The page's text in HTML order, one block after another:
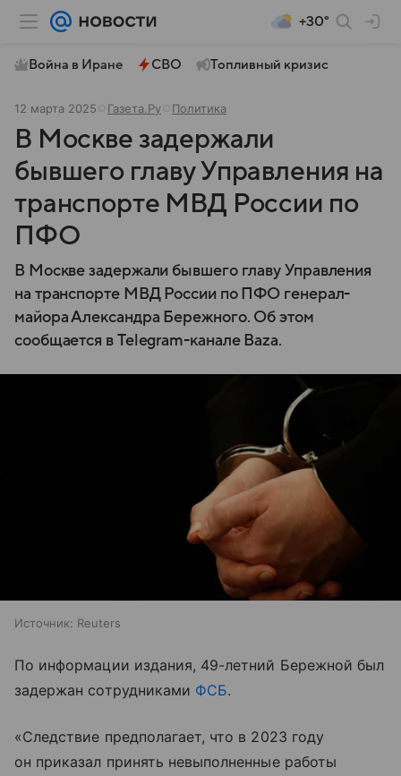
+30°
Война в Иране СВО Топливный кризис
12 марта 2025 Газета.Ру Политика
В Москве задержали
бывшего главу Управления на
транспорте МВД России по
ПФО
В Москве задержали бывшего главу Управления
на транспорте МВД России по ПФО генерал-
майора Александра Бережного. Об этом
сообщается в Telegram-канале Baza.
Источник: Reuters
По информации издания, 49-летний Бережной был
задержан сотрудниками ФСБ.
«Следствие предполагает, что в 2023 году
он приказал принять невыполненные работы